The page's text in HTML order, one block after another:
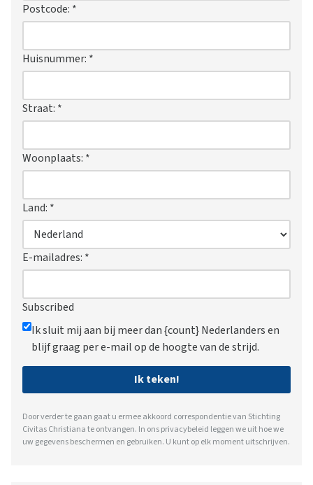
Postcode: *
Huisnummer: *
Straat: *
Woonplaats: *
Land: *
E-mailadres: *
Subscribed
Ik sluit mij aan bij meer dan {count} Nederlanders en
blijf graag per e-mail op de hoogte van de strijd.
Ik teken!
Door verder te gaan gaat u ermee akkoord correspondentie van Stichting
Civitas Christiana te ontvangen. In onsprivacybeleid leggen we uit hoe we
uw gegevens beschermen en gebruiken. U kunt op elk moment uitschrijven.